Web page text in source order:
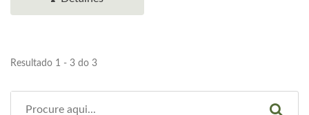
Resultado 1 - 3 do 3